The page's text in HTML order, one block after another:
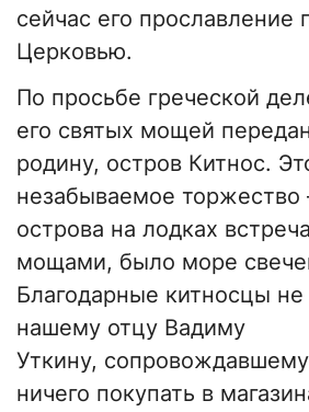
сейчас его прославление
Церковью.
По просьбе греческой
его святых мощей
родину, остров Китнос.
незабываемое торжество
острова на лодках
мощами, было море
Благодарные китносцы не
нашему отцу Вадиму
Уткину,
ничего покупать в